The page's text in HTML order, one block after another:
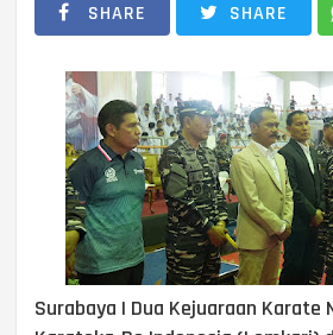
SHARE SHARE
Surabaya | Dua Kejuaraan Karate